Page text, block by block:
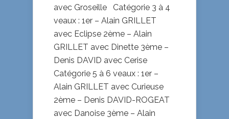
avec Groseille Catégorie 3 à 4
veaux : 1er – Alain GRILLET
avec Eclipse 2ème – Alain
GRILLET avec Dinette 3ème –
Denis DAVID avec Cerise
Catégorie 5 à 6 veaux : 1er –
Alain GRILLET avec Curieuse
2ème – Denis DAVID-ROGEAT
avec Danoise 3ème – Alain